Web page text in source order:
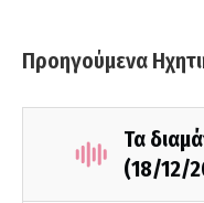
Προηγούμενα
Τα
(18/12/